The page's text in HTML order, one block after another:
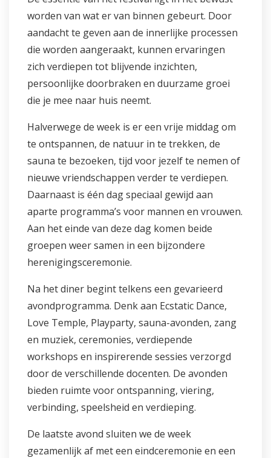
worden van wat er van binnen gebeurt. Door
aandacht te geven aan de innerlijke processen
die worden aangeraakt, kunnen ervaringen
zich verdiepen tot blijvende inzichten,
persoonlijke doorbraken en duurzame groei
die je mee naar huis neemt.
Halverwege de week is er een vrije middag om
te ontspannen, de natuur in te trekken, de
sauna te bezoeken, tijd voor jezelf te nemen of
nieuwe vriendschappen verder te verdiepen.
Daarnaast is één dag speciaal gewijd aan
aparte programma’s voor mannen en vrouwen.
Aan het einde van deze dag komen beide
groepen weer samen in een bijzondere
herenigingsceremonie.
Na het diner begint telkens een gevarieerd
avondprogramma. Denk aan Ecstatic Dance,
Love Temple, Playparty, sauna-avonden, zang
en muziek, ceremonies, verdiepende
workshops en inspirerende sessies verzorgd
door de verschillende docenten. De avonden
bieden ruimte voor ontspanning, viering,
verbinding, speelsheid en verdieping.
De laatste avond sluiten we de week
gezamenlijk af met een eindceremonie en een